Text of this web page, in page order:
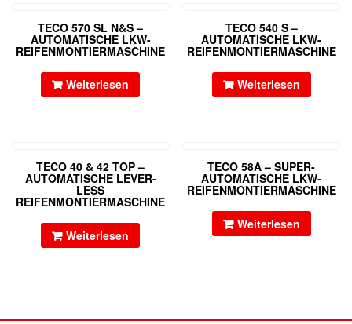
TECO 570 SL N&S –
AUTOMATISCHE LKW-
REIFENMONTIERMASCHINE
Weiterlesen
TECO 540 S –
AUTOMATISCHE LKW-
REIFENMONTIERMASCHINE
Weiterlesen
TECO 40 & 42 TOP –
AUTOMATISCHE LEVER-
LESS
REIFENMONTIERMASCHINE
Weiterlesen
TECO 58A – SUPER-
AUTOMATISCHE LKW-
REIFENMONTIERMASCHINE
Weiterlesen